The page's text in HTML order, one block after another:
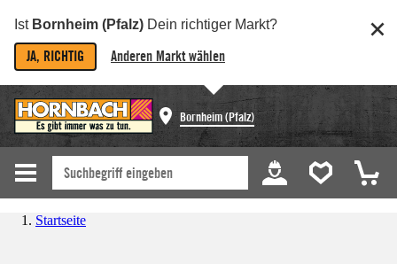
Ist Bornheim (Pfalz) Dein richtiger Markt?
JA, RICHTIG Anderen Markt wählen
Bornheim (Pfalz)
Startseite